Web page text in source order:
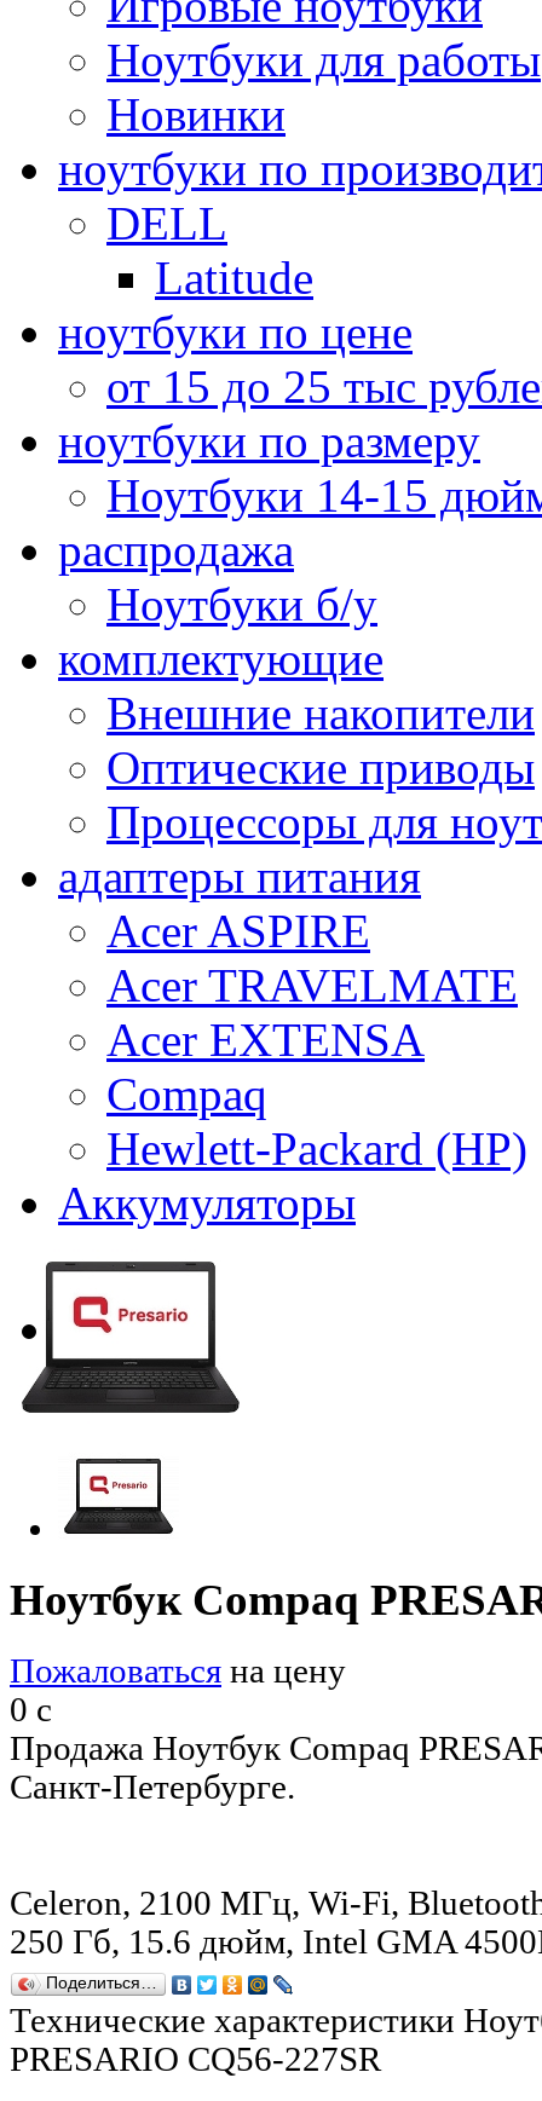
Ноутбуки для работы
Новинки
ноутбуки по
DELL
Latitude
ноутбуки по цене
от 15 до 25 тыс
ноутбуки по размеру
Ноутбуки 14-15
распродажа
Ноутбуки б/у
комплектующие
Внешние накопители
Оптические приводы
Процессоры для
адаптеры питания
Acer ASPIRE
Acer TRAVELMATE
Acer EXTENSA
Compaq
Hewlett-Packard (HP)
Аккумуляторы
Ноутбук Compaq
Пожаловаться на цену
0 c
Продажа Ноутбук Compaq
Санкт-Петербурге.
Celeron, 2100 МГц, Wi-Fi,
250 Гб, 15.6 дюйм, Intel GMA
Поделиться…
Технические характеристики
PRESARIO CQ56-227SR